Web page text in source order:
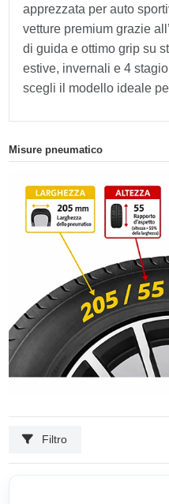
apprezzata per auto
vetture premium grazie
di guida e ottimo grip su
estive, invernali e 4
scegli il modello ideale
Misure pneumatico
Filtro